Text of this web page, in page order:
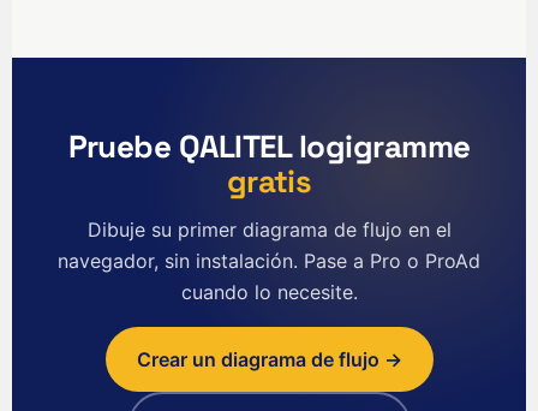
Pruebe QALITEL logigramme
gratis
Dibuje su primer diagrama de flujo en el
navegador, sin instalación. Pase a Pro o ProAd
cuando lo necesite.
Crear un diagrama de flujo →
한국어
简体中文
Русский
Polski
Türkçe
العربية